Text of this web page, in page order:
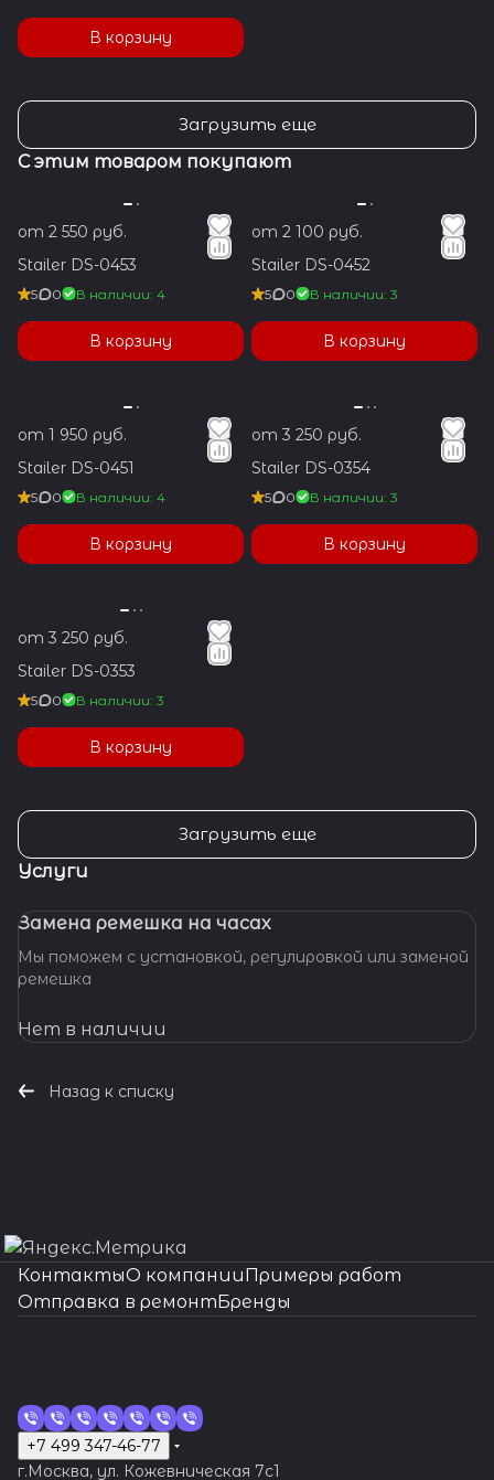
В корзину
Загрузить еще
С этим товаром покупают
от 2 550 руб.
Stailer DS-0453
5 0 В наличии: 4
В корзину
от 2 100 руб.
Stailer DS-0452
5 0 В наличии: 3
В корзину
от 1 950 руб.
Stailer DS-0451
5 0 В наличии: 4
В корзину
от 3 250 руб.
Stailer DS-0354
5 0 В наличии: 3
В корзину
от 3 250 руб.
Stailer DS-0353
5 0 В наличии: 3
В корзину
Загрузить еще
Услуги
Замена ремешка на часах
Мы поможем с установкой, регулировкой или заменой
ремешка
Нет в наличии
Назад к списку
КонтактыО компанииПримеры работ
Отправка в ремонтБренды
+7 499 347-46-77
г.Москва, ул. Кожевническая 7c1